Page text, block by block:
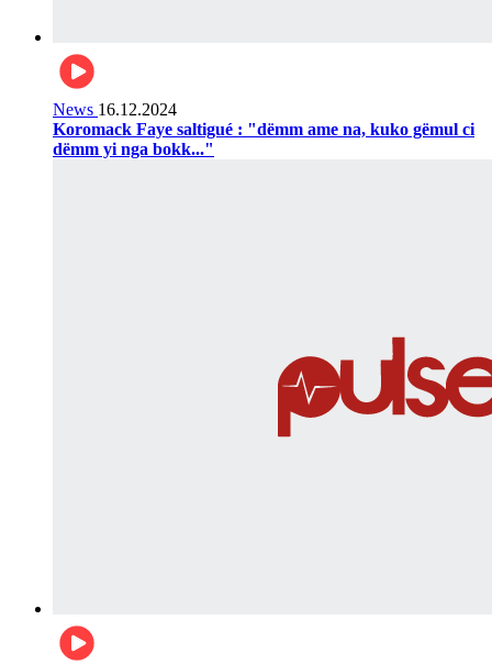
News 16.12.2024
Koromack Faye saltigué : "dëmm ame na, kuko gëmul ci
dëmm yi nga bokk..."